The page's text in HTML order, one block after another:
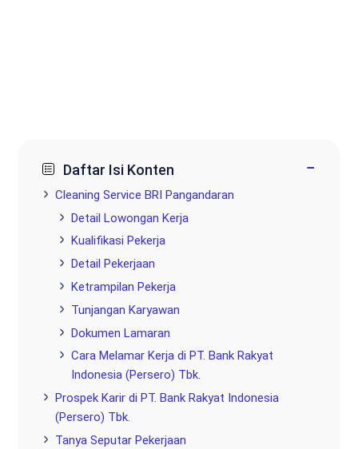
Daftar Isi Konten −
Cleaning Service BRI Pangandaran
Detail Lowongan Kerja
Kualifikasi Pekerja
Detail Pekerjaan
Ketrampilan Pekerja
Tunjangan Karyawan
Dokumen Lamaran
Cara Melamar Kerja di PT. Bank Rakyat
Indonesia (Persero) Tbk.
Prospek Karir di PT. Bank Rakyat Indonesia
(Persero) Tbk.
Tanya Seputar Pekerjaan